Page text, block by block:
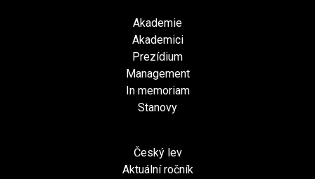
Akademie
Akademici
Prezídium
Management
In memoriam
Stanovy
Český lev
Aktuální ročník